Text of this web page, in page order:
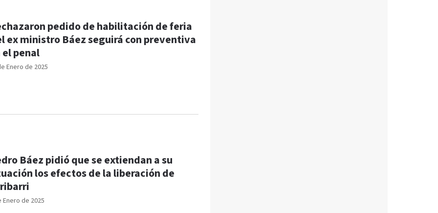
Enero de 2025
pedido de habilitación de feria
ex ministro Báez seguirá con preventiva
el penal
Enero de 2025
Báez pidió que se extiendan a su
los efectos de la liberación de